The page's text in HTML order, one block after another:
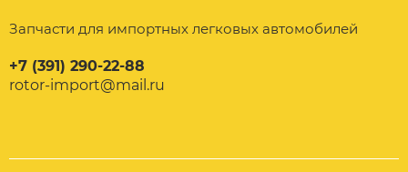
Запчасти для импортных легковых автомобилей
+7 (391) 290-22-88
rotor-import@mail.ru